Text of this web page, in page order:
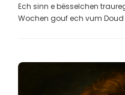
Ech sinn e bësselchen
Wochen gouf ech vum